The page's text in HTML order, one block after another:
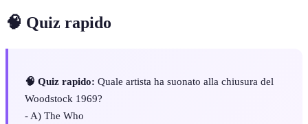
🧠 Quiz rapido
🧠 Quiz rapido: Quale artista ha suonato alla chiusura del
Woodstock 1969?
- A) The Who